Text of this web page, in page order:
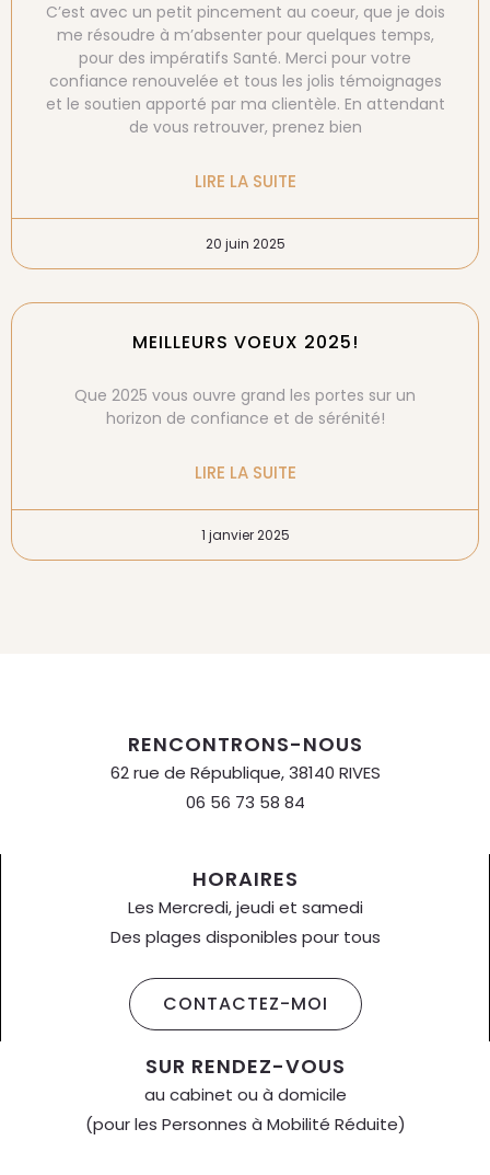
C’est avec un petit pincement au coeur, que je dois
me résoudre à m’absenter pour quelques temps,
pour des impératifs Santé. Merci pour votre
confiance renouvelée et tous les jolis témoignages
et le soutien apporté par ma clientèle. En attendant
de vous retrouver, prenez bien
LIRE LA SUITE
20 juin 2025
MEILLEURS VOEUX 2025!
Que 2025 vous ouvre grand les portes sur un
horizon de confiance et de sérénité!
LIRE LA SUITE
1 janvier 2025
RENCONTRONS-NOUS
62 rue de République, 38140 RIVES
06 56 73 58 84
HORAIRES
Les Mercredi, jeudi et samedi
Des plages disponibles pour tous
CONTACTEZ-MOI
SUR RENDEZ-VOUS
au cabinet ou à domicile
(pour les Personnes à Mobilité Réduite)